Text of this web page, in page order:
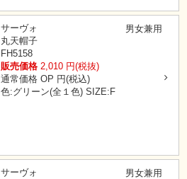
男女兼用
サーヴォ
丸天帽子
FH5158
販売価格 2,010 円(税抜)
通常価格 OP 円(税込)
色:グリーン(全１色) SIZE:F
男女兼用
サーヴォ